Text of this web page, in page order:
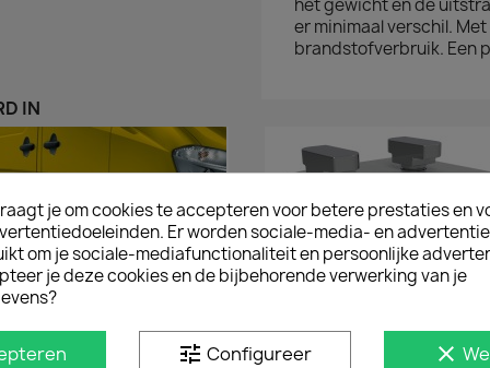
het gewicht en de
er minimaal verschil.
brandstofverbruik. Een
IN
je om cookies te accepteren voor betere prestaties en
Er worden sociale-media- en
om je sociale-mediafunctionaliteit en persoonlijke
je deze cookies en de bijbehorende verwerking van je
tune Configureer clear